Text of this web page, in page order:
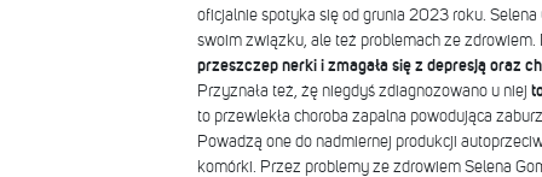
oficjalnie spotyka się od grunia 2023 roku.
swoim związku, ale też problemach ze
przeszczep nerki i zmagała się z depresją oraz
Przyznała też, żę niegdyś zdiagnozowano u niej
to przewlekła choroba zapalna powodująca
Powadzą one do nadmiernej produkcji
komórki. Przez problemy ze zdrowiem Selena